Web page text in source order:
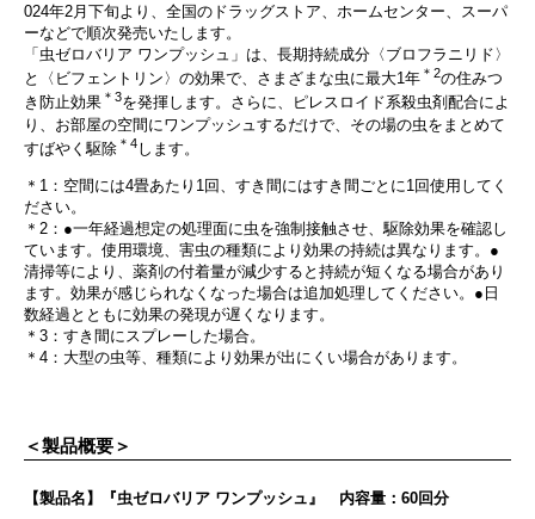
024年2月下旬より、全国のドラッグストア、ホームセンター、スーパ
ーなどで順次発売いたします。
「虫ゼロバリア ワンプッシュ」は、長期持続成分〈ブロフラニリド〉
と〈ビフェントリン〉の効果で、さまざまな虫に最大1年 ＊2の住みつ
き防止効果 ＊3を発揮します。さらに、ピレスロイド系殺虫剤配合によ
り、お部屋の空間にワンプッシュするだけで、その場の虫をまとめて
すばやく駆除 ＊4します。
＊1：空間には4畳あたり1回、すき間にはすき間ごとに1回使用してく
ださい。
＊2：●一年経過想定の処理面に虫を強制接触させ、駆除効果を確認し
ています。使用環境、害虫の種類により効果の持続は異なります。●
清掃等により、薬剤の付着量が減少すると持続が短くなる場合があり
ます。効果が感じられなくなった場合は追加処理してください。●日
数経過とともに効果の発現が遅くなります。
＊3：すき間にスプレーした場合。
＊4：大型の虫等、種類により効果が出にくい場合があります。
＜製品概要＞
【製品名】『虫ゼロバリア ワンプッシュ』 内容量：60回分